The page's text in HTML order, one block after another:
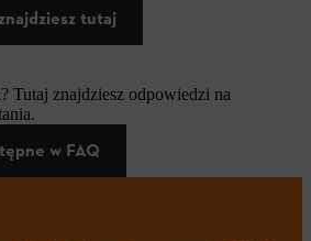
tutaj
Tutaj znajdziesz odpowiedzi na
w FAQ